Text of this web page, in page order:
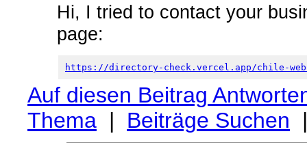
Hi, I tried to contact your
page:
https://directory-check.vercel.app/chile-
Auf diesen Beitrag
Thema | Beiträge Suchen